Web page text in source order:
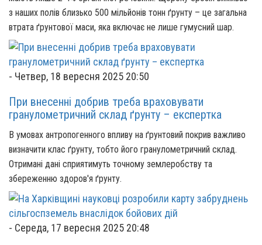
з наших полів близько 500 мільйонів тонн ґрунту – це загальна
втрата ґрунтової маси, яка включає не лише гумусний шар.
- Четвер, 18 вересня 2025 20:50
При внесенні добрив треба враховувати
гранулометричний склад ґрунту – експертка
В умовах антропогенного впливу на ґрунтовий покрив важливо
визначити клас ґрунту, тобто його гранулометричний склад.
Отримані дані сприятимуть точному землеробству та
збереженню здоров'я ґрунту.
- Середа, 17 вересня 2025 20:48